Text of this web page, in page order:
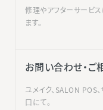
修理やアフターサービス
ます。
お問い合わせ・
ユメイク、SALON POS
口にて。